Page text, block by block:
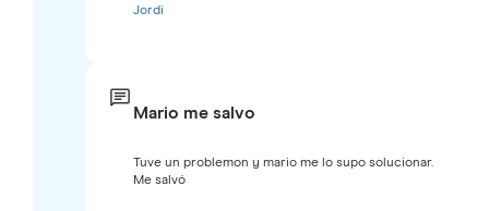
Jordi
Mario me salvo
Tuve un problemon y mario me lo supo solucionar.
Me salvó